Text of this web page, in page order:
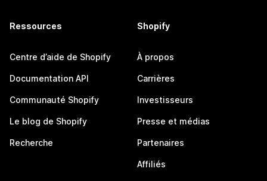
Ressources
Centre d’aide de Shopify
Documentation API
Communauté Shopify
Le blog de Shopify
Recherche
Shopify
À propos
Carrières
Investisseurs
Presse et médias
Partenaires
Affiliés